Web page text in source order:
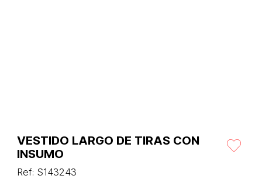
VESTIDO LARGO DE TIRAS CON
INSUMO
Ref: S143243